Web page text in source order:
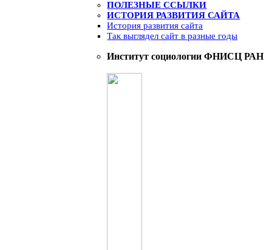
ПОЛЕЗНЫЕ ССЫЛКИ
ИСТОРИЯ РАЗВИТИЯ САЙТА
История развития сайта
Так выглядел сайт в разные годы
Институт социологии ФНИСЦ РАН